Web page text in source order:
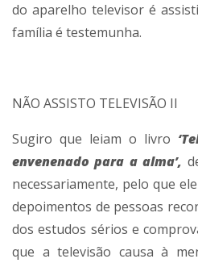
do aparelho televisor é
família é testemunha.
NÃO ASSISTO TELEVISÃO II
Sugiro que leiam o livro
envenenado para a alma’,
necessariamente, pelo que
depoimentos de pessoas
dos estudos sérios e
que a televisão causa à